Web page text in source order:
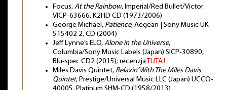
Focus, At the Rainbow, Imperial/Red Bullet/Victor
VICP-63666, K2HD CD (1973/2006)
George Michael, Patience, Aegean | Sony Music UK
515402 2, CD (2004)
Jeff Lynne’s ELO, Alone in the Universe,
Columbia/Sony Music Labels (Japan) SICP-30890,
Blu-spec CD2 (2015); recenzja TUTAJ
Miles Davis Quintet, Relaxin’ With The Miles Davis
Quintet, Prestige/Universal Music LLC (Japan) UCCO-